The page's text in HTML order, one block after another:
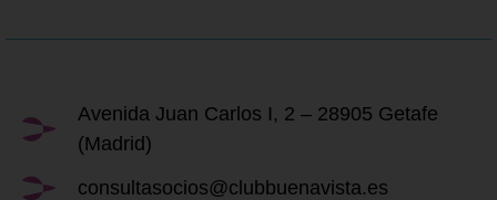
Avenida Juan Carlos I, 2 – 28905 Getafe
(Madrid)
consultasocios@clubbuenavista.es